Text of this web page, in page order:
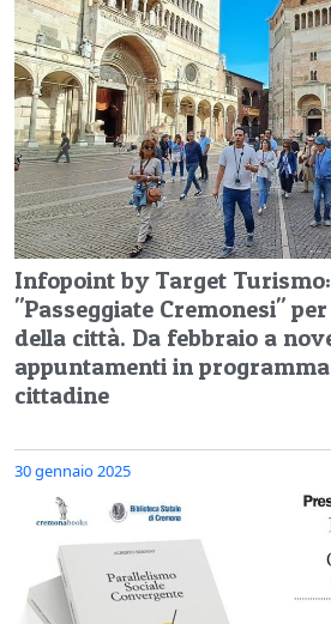
Infopoint by Target
"Passeggiate Cremonesi"
della città. Da febbraio a
appuntamenti in
cittadine
30 gennaio 2025